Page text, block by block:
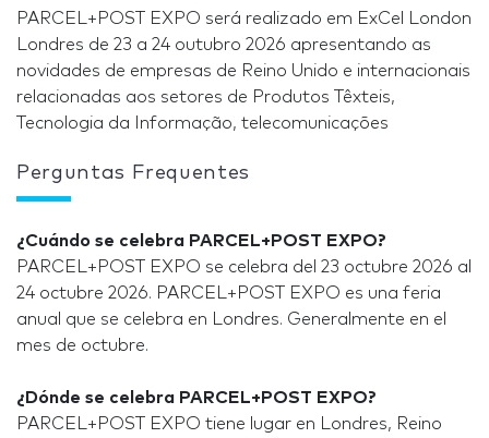
PARCEL+POST EXPO será realizado em ExCel London
Londres de 23 a 24 outubro 2026 apresentando as
novidades de empresas de Reino Unido e internacionais
relacionadas aos setores de Produtos Têxteis,
Tecnologia da Informação, telecomunicações
Perguntas Frequentes
¿Cuándo se celebra PARCEL+POST EXPO?
PARCEL+POST EXPO se celebra del 23 octubre 2026 al
24 octubre 2026. PARCEL+POST EXPO es una feria
anual que se celebra en Londres. Generalmente en el
mes de octubre.
¿Dónde se celebra PARCEL+POST EXPO?
PARCEL+POST EXPO tiene lugar en Londres, Reino